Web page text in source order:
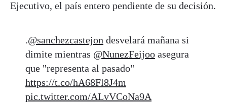
Ejecutivo, el país entero pendiente de su decisión.
.@sanchezcastejon desvelará mañana si
dimite mientras @NunezFeijoo asegura
que "representa al pasado"
https://t.co/hA68Fl8J4m
pic.twitter.com/ALvVCoNa9A